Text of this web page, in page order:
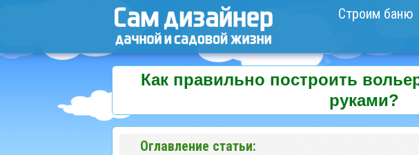
Строим баню
Как правильно построить
руками?
Оглавление статьи: